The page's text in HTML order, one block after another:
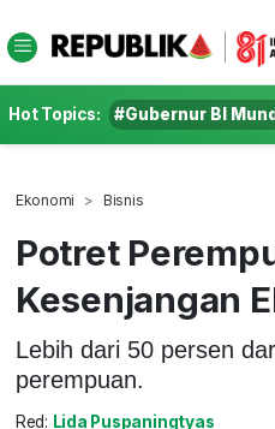
Hot Topics: #Gubernur BI
Ekonomi Bisnis
Potret
Kesenjangan
Lebih dari 50 persen
perempuan.
Red: Lida Puspaningtyas